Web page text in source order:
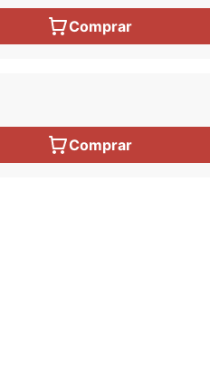
Comprar
Comprar